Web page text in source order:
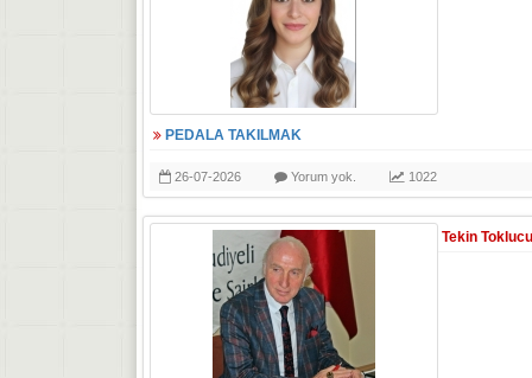
PEDALA TAKILMAK
26-07-2026 Yorum yok. 1022
Tekin